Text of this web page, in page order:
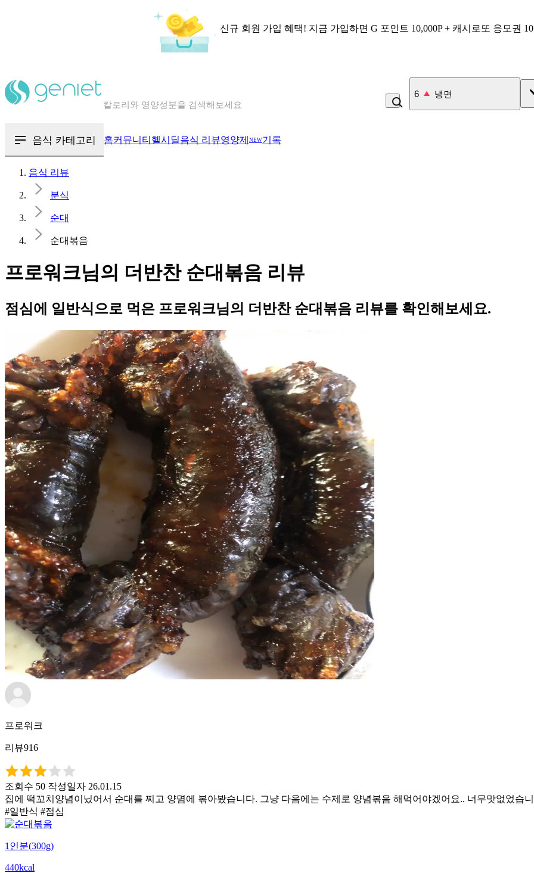
신규 회원 가입 혜택! 지금 가입하면 G 포인트 10,000P + 캐시로또 응모권
칼로리와 영양성분을 검색해보세요
7 우유
음식 카테고리 홈커뮤니티 헬시딜음식 리뷰영양제 NEW기록
음식 리뷰
분식
순대
순대볶음
프로워크님의 더반찬 순대볶음 리뷰
점심에 일반식으로 먹은 프로워크님의 더반찬 순대볶음 리뷰를 확인해보세요.
프로워크
리뷰916
조회수 50 작성일자 26.01.15
집에 떡꼬치양념이닜어서 순대를 찌고 양몀에 볶아봤습니다. 그냥 다음에는 수제로 양념볶음 해먹어야겠어요.. 너무맛없었습
#일반식 #점심
1인분(300g)
440kcal